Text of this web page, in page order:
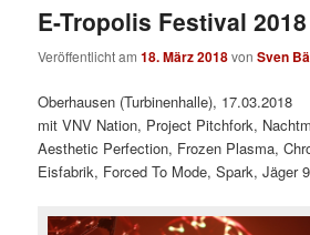
E-Tropolis Festival 2018
Veröffentlicht am18. März 2018vonSven
Oberhausen (Turbinenhalle), 17.03.2018
mit VNV Nation, Project Pitchfork,
Aesthetic Perfection, Frozen Plasma,
Eisfabrik, Forced To Mode, Spark, Jäger